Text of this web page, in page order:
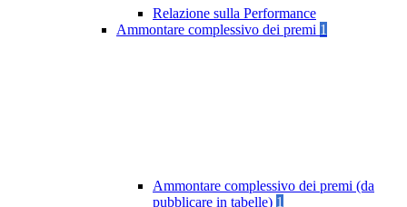
Relazione sulla Performance
Ammontare complessivo dei premi 1
Ammontare complessivo dei premi (da
pubblicare in tabelle) 1